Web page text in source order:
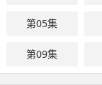
第05集
第09集